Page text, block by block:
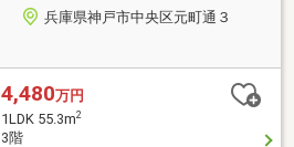
兵庫県神戸市中央区元町通３
4,480万円
1LDK 55.3m2
3階